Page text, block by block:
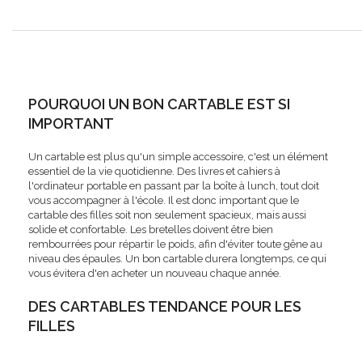
POURQUOI UN BON CARTABLE EST SI
IMPORTANT
Un cartable est plus qu'un simple accessoire, c'est un élément
essentiel de la vie quotidienne. Des livres et cahiers à
l'ordinateur portable en passant par la boîte à lunch, tout doit
vous accompagner à l'école. Il est donc important que le
cartable des filles soit non seulement spacieux, mais aussi
solide et confortable. Les bretelles doivent être bien
rembourrées pour répartir le poids, afin d'éviter toute gêne au
niveau des épaules. Un bon cartable durera longtemps, ce qui
vous évitera d'en acheter un nouveau chaque année.
DES CARTABLES TENDANCE POUR LES
FILLES